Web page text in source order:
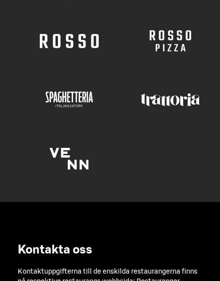
Kontakta oss
Kontaktuppgifterna till de enskilda restaurangerna finns